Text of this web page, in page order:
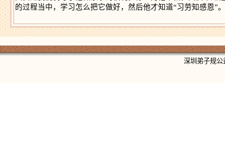
的过程当中，学习怎么把它做好，然后他才知道“习劳知感恩”。
深圳弟子规